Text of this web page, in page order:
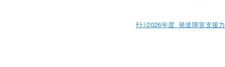
ﾁﾗｼ2026年度_発達障害支援